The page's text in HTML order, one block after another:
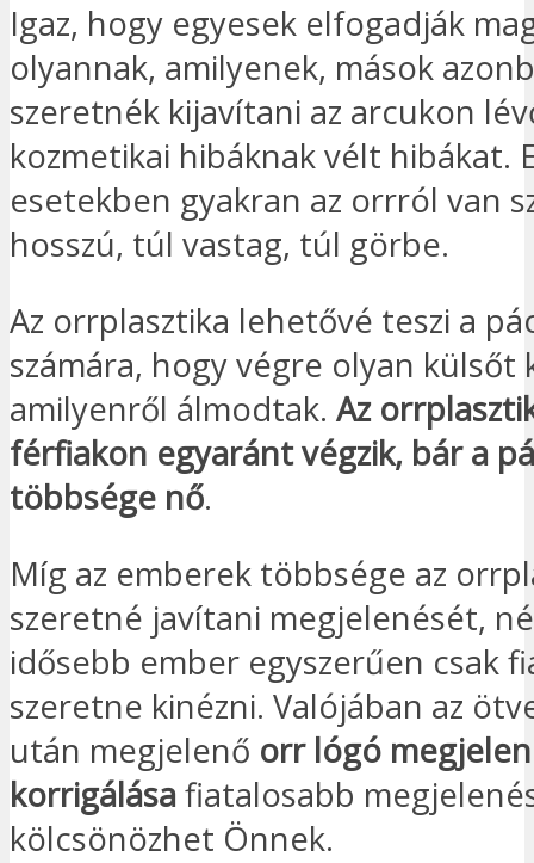
Igaz, hogy egyesek elfogadják
olyannak, amilyenek, mások
szeretnék kijavítani az arcukon
kozmetikai hibáknak vélt hibákat.
esetekben gyakran az orrról van
hosszú, túl vastag, túl görbe.
Az orrplasztika lehetővé teszi a
számára, hogy végre olyan külsőt
amilyenről álmodtak. Az
férfiakon egyaránt végzik, bár a
többsége nő.
Míg az emberek többsége az
szeretné javítani megjelenését,
idősebb ember egyszerűen csak
szeretne kinézni. Valójában az
után megjelenő orr lógó
korrigálásafiatalosabb
kölcsönözhet Önnek.